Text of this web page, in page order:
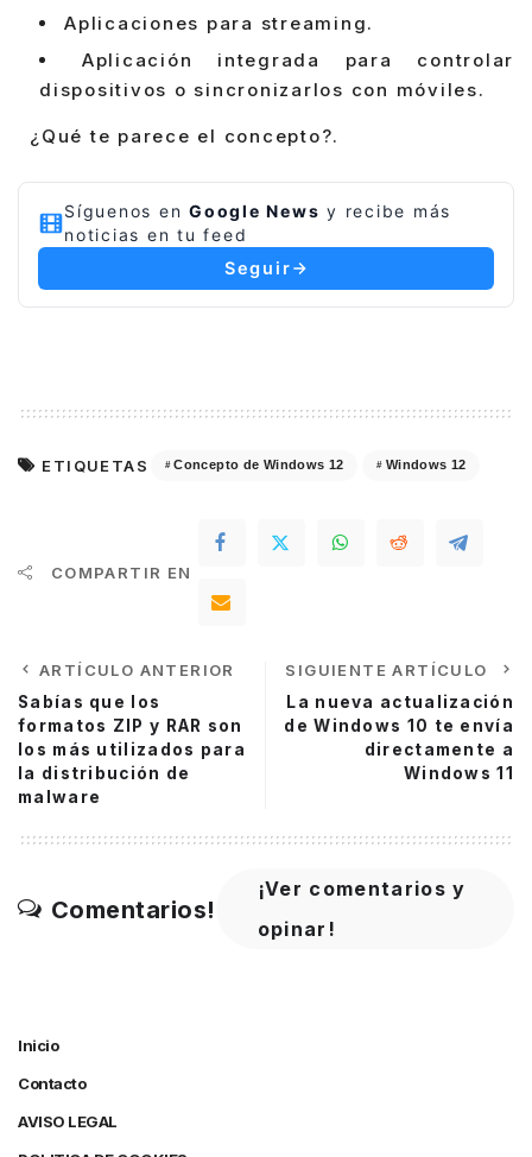
Aplicaciones para streaming.
Aplicación integrada para controlar
dispositivos o sincronizarlos con móviles.
¿Qué te parece el concepto?.
Síguenos en Google News y recibe más
noticias en tu feed
Seguir
ETIQUETAS Concepto de Windows 12 Windows 12
COMPARTIR EN
ARTÍCULO ANTERIOR
Sabías que los
formatos ZIP y RAR son
los más utilizados para
la distribución de
malware
SIGUIENTE ARTÍCULO
La nueva actualización
de Windows 10 te envía
directamente a
Windows 11
Comentarios!
¡Ver comentarios y
opinar!
Inicio
Contacto
AVISO LEGAL